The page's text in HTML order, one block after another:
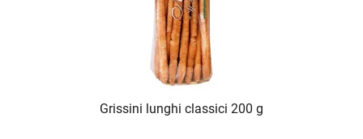
Grissini lunghi classici 200 g